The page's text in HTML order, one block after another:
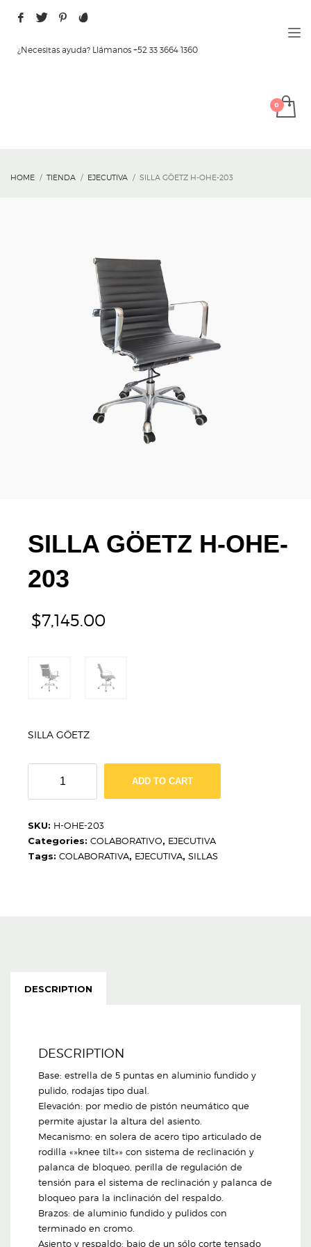
¿Necesitas ayuda? Llámanos +52 33 3664 1360
HOME TIENDA EJECUTIVA SILLA GÖETZ H-OHE-203
SILLA GÖETZ H-OHE-
203
$7,145.00
SILLA GÖETZ
GÖETZ
H-
203
quantity
ADD TO CART
SKU: H-OHE-203
Categories: COLABORATIVO, EJECUTIVA
Tags: COLABORATIVA, EJECUTIVA, SILLAS
DESCRIPTION
DESCRIPTION
Base: estrella de 5 puntas en aluminio fundido y
pulido, rodajas tipo dual.
Elevación: por medio de pistón neumático que
permite ajustar la altura del asiento.
Mecanismo: en solera de acero tipo articulado de
rodilla «»knee tilt»» con sistema de reclinación y
palanca de bloqueo, perilla de regulación de
tensión para el sistema de reclinación y palanca de
bloqueo para la inclinación del respaldo.
Brazos: de aluminio fundido y pulidos con
terminado en cromo.
Asiento y respaldo: bajo de un sólo corte tensado